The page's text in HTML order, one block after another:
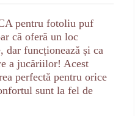
pentru fotoliu puf
că oferă un loc
dar funcționează și ca
a jucăriilor! Acest
perfectă pentru orice
sunt la fel de